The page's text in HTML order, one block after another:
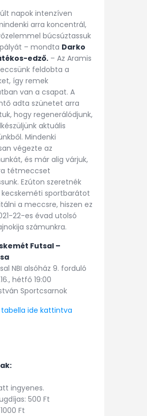
napok intenzíven
arra koncentrál,
búcsúztassuk
– mondta Darko
edző. – Az Aramis
feldobta a
így remek
van a csapat. A
adta szünetet arra
hogy regenerálódjunk,
aktuális
Mindenki
végezte az
és már alig várjuk,
tétmeccset
Ezúton szeretnék
sportbarátot
a meccsre, hiszen ez
22-es évad utolsó
számunkra.
Futsal –
NBI alsóház 9. forduló
hétfő 19:00
Sportcsarnok
tabella ide kattintva
ingyenes.
500 Ft
Ft